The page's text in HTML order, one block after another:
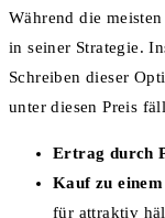
Während die
in seiner Strategie.
Schreiben dieser
unter diesen Preis
Ertrag durch
Kauf zu
für attraktiv